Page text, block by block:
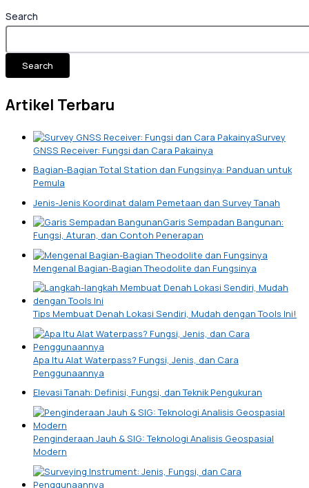
Search
Search
Artikel Terbaru
Survey
GNSS Receiver: Fungsi dan Cara Pakainya
Bagian-Bagian Total Station dan Fungsinya: Panduan untuk
Pemula
Jenis-Jenis Koordinat dalam Pemetaan dan Survey Tanah
Garis Sempadan Bangunan:
Fungsi, Aturan, dan Contoh Penerapan
Mengenal Bagian-Bagian Theodolite dan Fungsinya
Tips Membuat Denah Lokasi Sendiri, Mudah dengan Tools Ini!
Apa Itu Alat Waterpass? Fungsi, Jenis, dan Cara
Penggunaannya
Elevasi Tanah: Definisi, Fungsi, dan Teknik Pengukuran
Penginderaan Jauh & SIG: Teknologi Analisis Geospasial
Modern